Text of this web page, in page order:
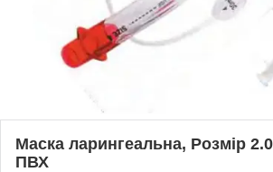
Маска ларингеальна, Розмір
ПВХ